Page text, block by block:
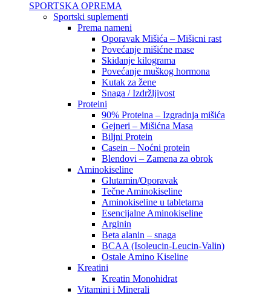
SPORTSKA OPREMA
Sportski suplementi
Prema nameni
Oporavak Mišića – Mišicni rast
Povećanje mišićne mase
Skidanje kilograma
Povećanje muškog hormona
Kutak za žene
Snaga / Izdržljivost
Proteini
90% Proteina – Izgradnja mišića
Gejneri – Mišićna Masa
Biljni Protein
Casein – Noćni protein
Blendovi – Zamena za obrok
Aminokiseline
Glutamin/Oporavak
Tečne Aminokiseline
Aminokiseline u tabletama
Esencijalne Aminokiseline
Arginin
Beta alanin – snaga
BCAA (Isoleucin-Leucin-Valin)
Ostale Amino Kiseline
Kreatini
Kreatin Monohidrat
Vitamini i Minerali